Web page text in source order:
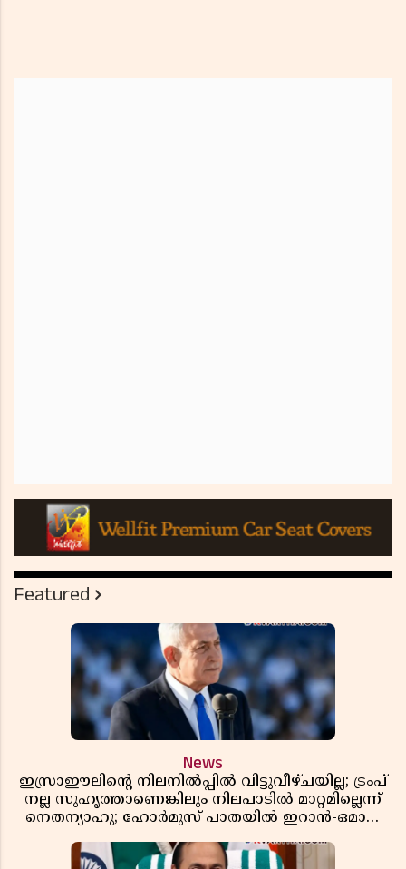
Featured
News
ഇസ്രാഈലിന്റെ നിലനിൽപ്പിൽ വിട്ടുവീഴ്ചയില്ല; ട്രംപ്
നല്ല സുഹൃത്താണെങ്കിലും നിലപാടിൽ മാറ്റമില്ലെന്ന്
നെതന്യാഹു; ഹോർമുസ് പാതയിൽ ഇറാൻ-ഒമാൻ